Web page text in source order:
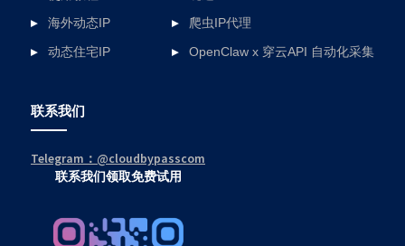
海外动态IP
动态住宅IP
爬虫IP代理
OpenClaw x 穿云API 自动化采集
联系我们
Telegram：@cloudbypasscom
联系我们领取免费试用